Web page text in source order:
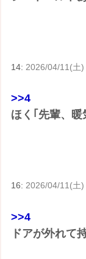
14: 2026/04/11(土
>>4
ほく｢先輩、暖
16:2026/04/11(土
>>4
ドアが外れて